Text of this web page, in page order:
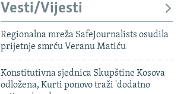
Vesti/Vijesti
Regionalna mreža SafeJournalists osudila
prijetnje smrću Veranu Matiću
Konstitutivna sjednica Skupštine Kosova
odložena, Kurti ponovo traži 'dodatno